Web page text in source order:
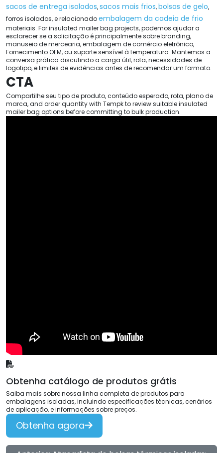
sacos de entrega isolados,sacos mais frios,bolsas de gelo,
forros isolados, e relacionadoembalagem da cadeia de frio
materiais. For insulated mailer bag projects, podemos ajudar a
esclarecer se a solicitação é principalmente sobre branding,
manuseio de mercearia, embalagem de comércio eletrônico,
Fornecimento OEM, ou suporte sensível à temperatura. Mantemos a
conversa prática discutindo a carga útil, rota, necessidades de
logotipo, e limites de evidências antes de recomendar um formato.
CTA
Compartilhe seu tipo de produto, conteúdo esperado, rota, plano de
marca,and order quantity with Tempk to review suitable insulated
mailer bag options before committing to bulk production.
Obtenha catálogo de produtos grátis
Saiba mais sobre nossa linha completa de produtos para
embalagens isoladas, incluindo especificações técnicas, cenários
de aplicação, e informações sobre preços.
Obtenha agora